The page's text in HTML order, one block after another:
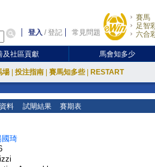
登入 /登記 常見問題
賽馬
足智
六合
及社區貢獻 馬會知多少
場 投注指南 賽馬知多些 RESTART
料 試閘結果 賽期表
國琦